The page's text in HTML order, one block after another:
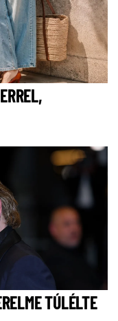
TÚLÉLTE